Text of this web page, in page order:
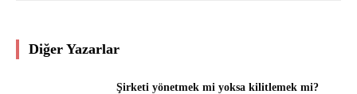
Diğer Yazarlar
Şirketi yönetmek mi yoksa kilitlemek mi?